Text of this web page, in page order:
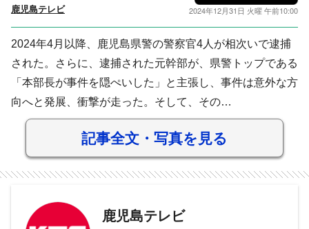
鹿児島テレビ 2024年12月31日 火曜 午前10:00
2024年4月以降、鹿児島県警の警察官4人が相次いで逮捕
された。さらに、逮捕された元幹部が、県警トップである
「本部長が事件を隠ぺいした」と主張し、事件は意外な方
向へと発展、衝撃が走った。そして、その…
記事全文・写真を見る
鹿児島テレビ